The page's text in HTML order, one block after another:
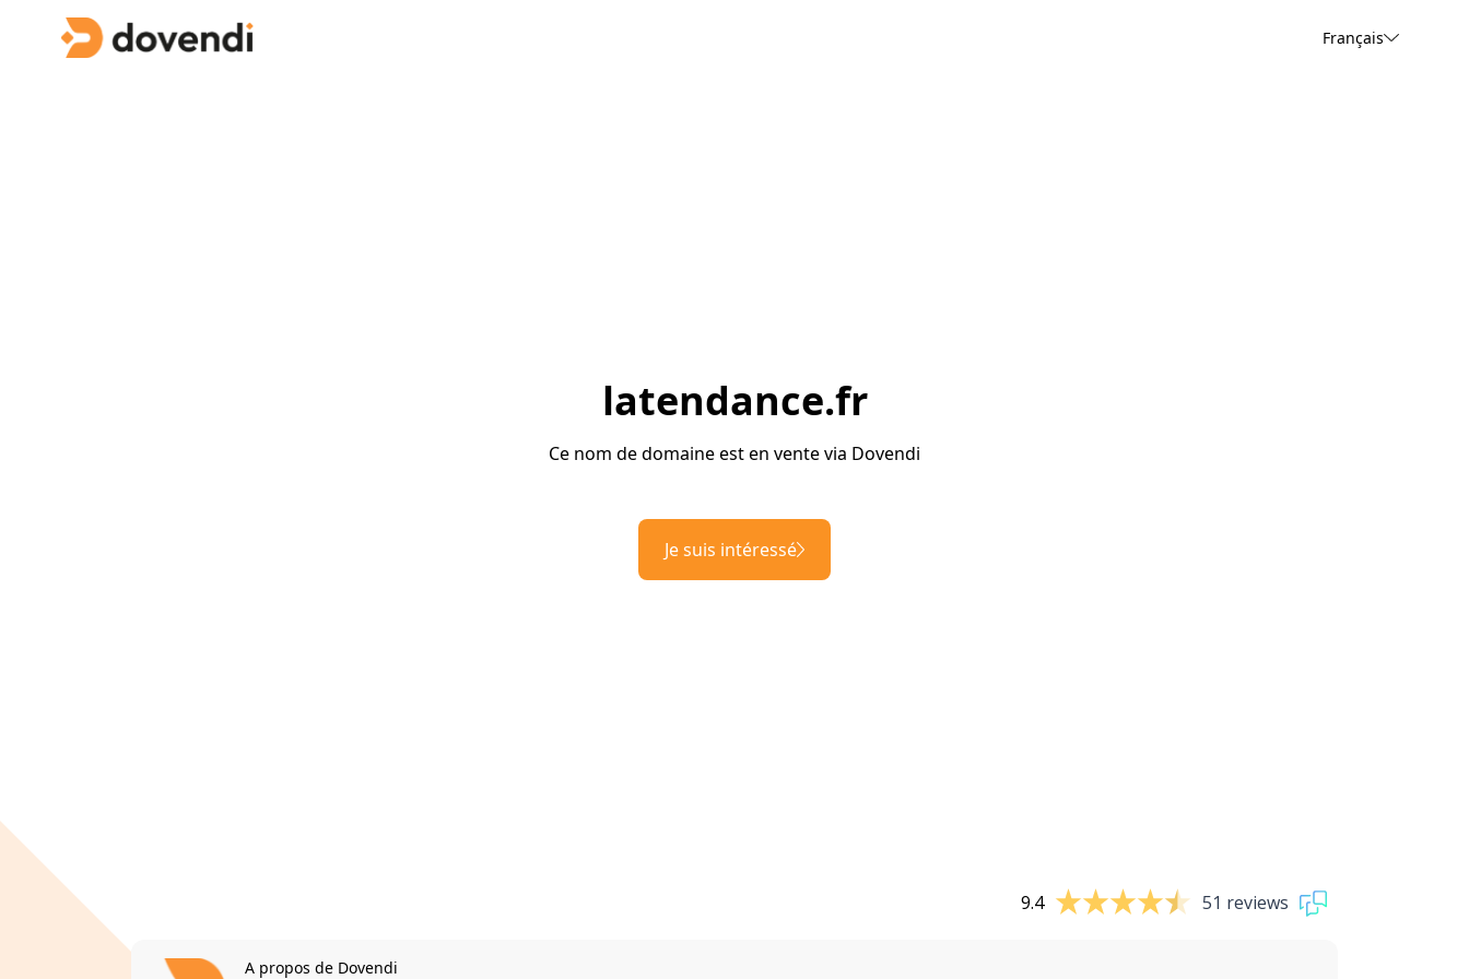
Français
latendance.fr
Ce nom de domaine est en vente via Dovendi
Je suis intéressé
9.4 51 reviews
A propos de Dovendi